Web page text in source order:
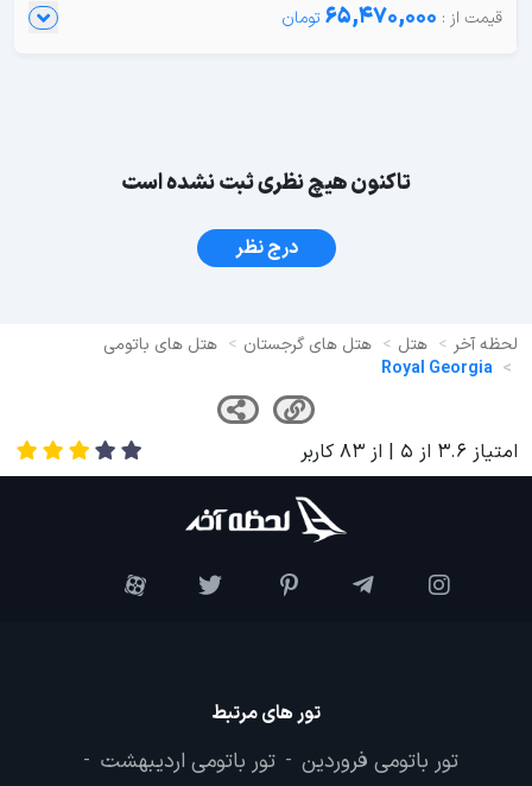
65,470,000
تاکنون هیچ نظری ثبت نشده است
درج نظر
لحظه آخر هتل هتل های گرجستان
هتل های باتومی
Royal Georgia
امتیاز 3.6 از 5 | از 83 کاربر
تور های مرتبط
تور باتومی فروردین - تور باتومی اردیبهشت -